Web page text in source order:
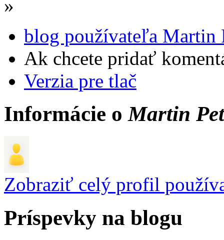
»
blog používateľa Martin
Ak chcete pridať
Verzia pre tlač
Informácie oMartin
Zobraziť celý profil
Príspevky na blogu